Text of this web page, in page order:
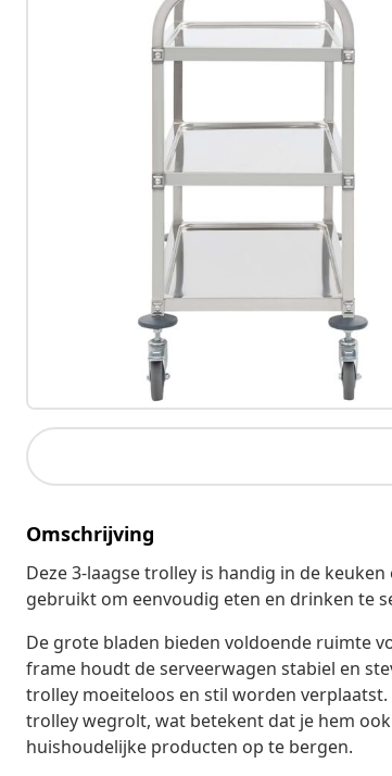
Omschrijving
Deze 3-laagse trolley is handig in de
gebruikt om eenvoudig eten en drinken te
De grote bladen bieden voldoende ruimte
frame houdt de serveerwagen stabiel en
trolley moeiteloos en stil worden
trolley wegrolt, wat betekent dat je hem
huishoudelijke producten op te bergen.